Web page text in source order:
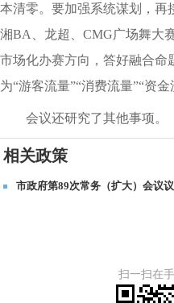
本清零。要加强系统谋划，再
湘BA、龙超、CMG广场舞大
市场化办赛方向，答好融合命
为“游客流量”“消费流量”“资金
会议还研究了其他事项。
相关政策
市政府第89次常务（扩大）会议
扫一扫在